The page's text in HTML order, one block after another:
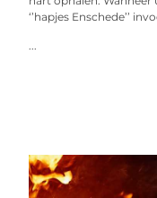
‘’hapjes Enschede’’
...